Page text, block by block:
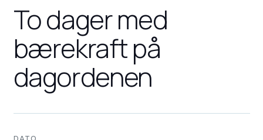
To dager med
bærekraft på
dagordenen